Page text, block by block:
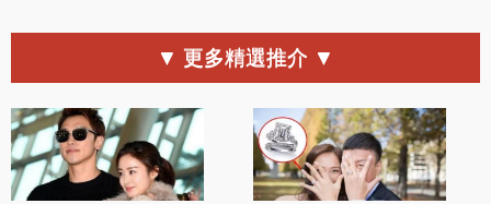
▼ 更多精選推介 ▼